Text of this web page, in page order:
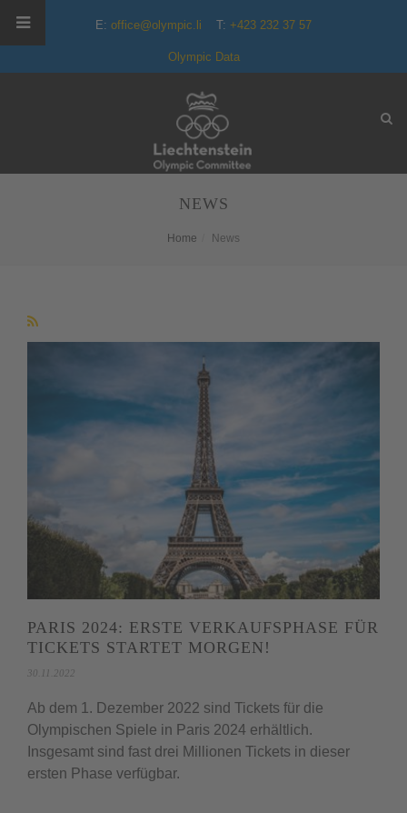
E: office@olympic.li T: +423 232 37 57
Olympic Data
NEWS
Home News
PARIS 2024: ERSTE VERKAUFSPHASE FÜR
TICKETS STARTET MORGEN!
30.11.2022
Ab dem 1. Dezember 2022 sind Tickets für die
Olympischen Spiele in Paris 2024 erhältlich.
Insgesamt sind fast drei Millionen Tickets in dieser
ersten Phase verfügbar.